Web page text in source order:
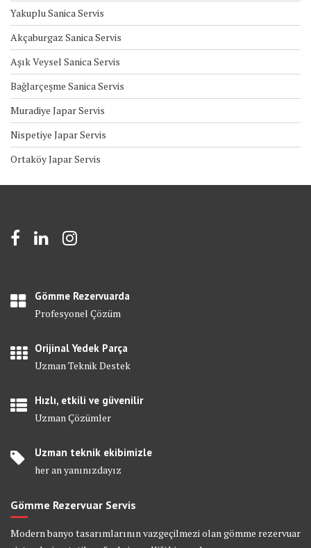
Yakuplu Sanica Servis
Akçaburgaz Sanica Servis
Aşık Veysel Sanica Servis
Bağlarçeşme Sanica Servis
Muradiye Japar Servis
Nispetiye Japar Servis
Ortaköy Japar Servis
Gömme Rezervuarda
Profesyonel Çözüm
Orijinal Yedek Parça
Uzman Teknik Destek
Hızlı, etkili ve güvenilir
Uzman Çözümler
Uzman teknik ekibimizle
her an yanınızdayız
Gömme Rezervuar Servis
Modern banyo tasarımlarının vazgeçilmezi olan gömme rezervuar